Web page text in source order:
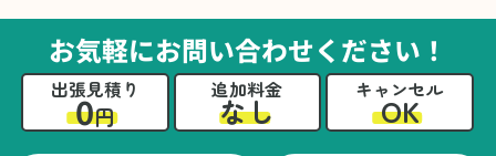
るのは難しかったと思います」との温かいお言
葉をいただきました。遺品整理という心の負担
が大きい作業において、少しでもA様の力にな
れたことをスタッフ一同嬉しく思います。
お気軽にお問い合わせください！
出張見積り
0円
追加料金
なし
キャンセル
OK